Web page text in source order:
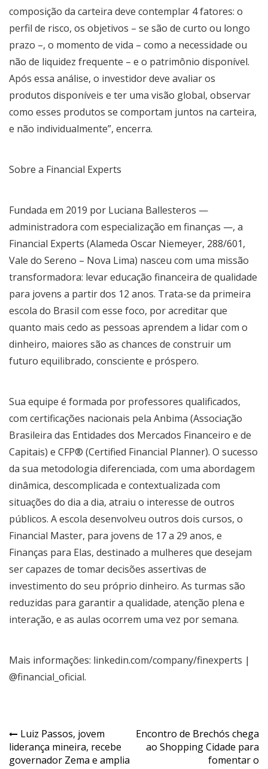
composição da carteira deve contemplar 4 fatores: o
perfil de risco, os objetivos – se são de curto ou longo
prazo –, o momento de vida – como a necessidade ou
não de liquidez frequente – e o patrimônio disponível.
Após essa análise, o investidor deve avaliar os
produtos disponíveis e ter uma visão global, observar
como esses produtos se comportam juntos na carteira,
e não individualmente”, encerra.
Sobre a Financial Experts
Fundada em 2019 por Luciana Ballesteros —
administradora com especialização em finanças —, a
Financial Experts (Alameda Oscar Niemeyer, 288/601,
Vale do Sereno – Nova Lima) nasceu com uma missão
transformadora: levar educação financeira de qualidade
para jovens a partir dos 12 anos. Trata-se da primeira
escola do Brasil com esse foco, por acreditar que
quanto mais cedo as pessoas aprendem a lidar com o
dinheiro, maiores são as chances de construir um
futuro equilibrado, consciente e próspero.
Sua equipe é formada por professores qualificados,
com certificações nacionais pela Anbima (Associação
Brasileira das Entidades dos Mercados Financeiro e de
Capitais) e CFP®️ (Certified Financial Planner). O sucesso
da sua metodologia diferenciada, com uma abordagem
dinâmica, descomplicada e contextualizada com
situações do dia a dia, atraiu o interesse de outros
públicos. A escola desenvolveu outros dois cursos, o
Financial Master, para jovens de 17 a 29 anos, e
Finanças para Elas, destinado a mulheres que desejam
ser capazes de tomar decisões assertivas de
investimento do seu próprio dinheiro. As turmas são
reduzidas para garantir a qualidade, atenção plena e
interação, e as aulas ocorrem uma vez por semana.
Mais informações: linkedin.com/company/finexperts |
@financial_oficial.
Navegação
de
Luiz Passos, jovem
liderança mineira, recebe
governador Zema e amplia
Encontro de Brechós chega
ao Shopping Cidade para
fomentar o